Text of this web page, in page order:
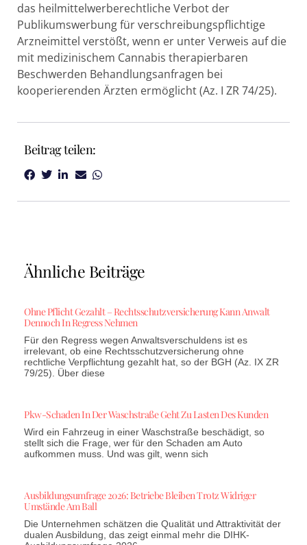
das heilmittelwerberechtliche Verbot der
Publikumswerbung für verschreibungspflichtige
Arzneimittel verstößt, wenn er unter Verweis auf die
mit medizinischem Cannabis therapierbaren
Beschwerden Behandlungsanfragen bei
kooperierenden Ärzten ermöglicht (Az. I ZR 74/25).
Beitrag teilen:
Ähnliche Beiträge
Ohne Pflicht Gezahlt – Rechtsschutzversicherung Kann Anwalt
Dennoch In Regress Nehmen
Für den Regress wegen Anwaltsverschuldens ist es
irrelevant, ob eine Rechtsschutzversicherung ohne
rechtliche Verpflichtung gezahlt hat, so der BGH (Az. IX ZR
79/25). Über diese
Pkw-Schaden In Der Waschstraße Geht Zu Lasten Des Kunden
Wird ein Fahrzeug in einer Waschstraße beschädigt, so
stellt sich die Frage, wer für den Schaden am Auto
aufkommen muss. Und was gilt, wenn sich
Ausbildungsumfrage 2026: Betriebe Bleiben Trotz Widriger
Umstände Am Ball
Die Unternehmen schätzen die Qualität und Attraktivität der
dualen Ausbildung, das zeigt einmal mehr die DIHK-